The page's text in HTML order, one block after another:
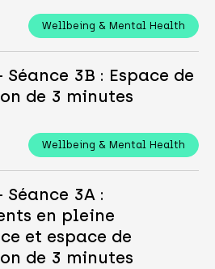
Wellbeing & Mental Health
Séance 3B : Espace de
de 3 minutes
Wellbeing & Mental Health
Séance 3A :
en pleine
et espace de
de 3 minutes